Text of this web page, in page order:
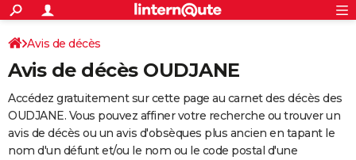
ACTUALITÉS
Politique
Société
Faits Divers
Education
Monde
Villes
+
SPORT
Coupe du monde 2026
Football
Tennis
Cyclisme
Rugby
Forum
Programme TV
TNT
Streaming
Cinéma
Sorties cinéma
Musique
+
FINANCE
Retraite
Epargne
Immobilier
Risques naturels par ville
Banque
Assurance
AUTO
Avis de décès
Avis de décès OUDJANE
Accédez gratuitement sur cette page au carnet des décès des
OUDJANE. Vous pouvez affiner votre recherche ou trouver un
avis de décès ou un avis d'obsèques plus ancien en tapant le
nom d'un défunt et/ou le nom ou le code postal d'une